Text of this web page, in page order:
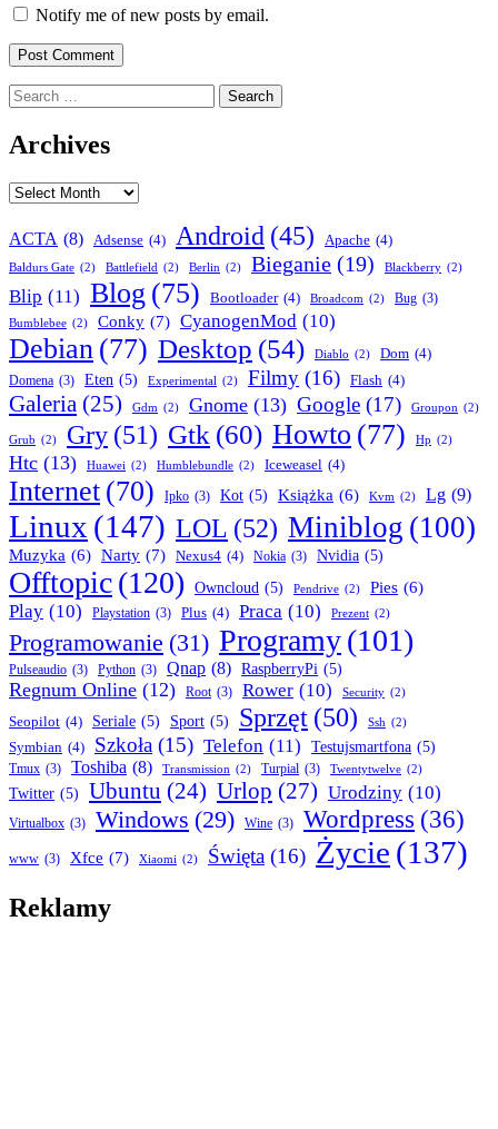
Notify me of new posts by email.
Search
for:
Archives
Archives
ACTA (8) Adsense (4) Android (45) Apache (4)
Baldurs Gate (2) Battlefield (2) Berlin (2) Bieganie (19) Blackberry (2)
Blip (11) Blog (75) Bootloader (4) Broadcom (2) Bug (3)
Bumblebee (2) Conky (7) CyanogenMod (10)
Debian (77) Desktop (54) Diablo (2) Dom (4)
Domena (3) Eten (5) Experimental (2) Filmy (16) Flash (4)
Galeria (25) Gdm (2) Gnome (13) Google (17) Groupon (2)
Grub (2) Gry (51) Gtk (60) Howto (77) Hp (2)
Htc (13) Huawei (2) Humblebundle (2) Iceweasel (4)
Internet (70) Ipko (3) Kot (5) Książka (6) Kvm (2) Lg (9)
Linux (147) LOL (52) Miniblog (100)
Muzyka (6) Narty (7) Nexus4 (4) Nokia (3) Nvidia (5)
Offtopic(120) Owncloud (5) Pendrive (2) Pies (6)
Play (10) Playstation (3) Plus (4) Praca (10) Prezent (2)
Programowanie (31) Programy(101)
Pulseaudio (3) Python (3) Qnap (8) RaspberryPi (5)
Regnum Online (12) Root (3) Rower (10) Security (2)
Seopilot (4) Seriale (5) Sport (5) Sprzęt (50) Ssh (2)
Symbian (4) Szkoła (15) Telefon (11) Testujsmartfona (5)
Tmux (3) Toshiba (8) Transmission (2) Turpial (3) Twentytwelve (2)
Twitter (5) Ubuntu (24) Urlop (27) Urodziny (10)
Virtualbox (3) Windows (29) Wine (3) Wordpress (36)
www (3) Xfce (7) Xiaomi (2) Święta (16) Życie (137)
Reklamy